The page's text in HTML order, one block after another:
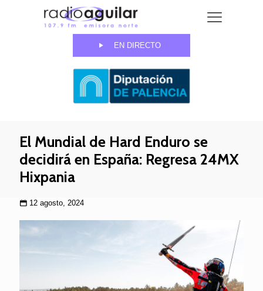
EN DIRECTO
El Mundial de Hard Enduro se
decidirá en España: Regresa 24MX
Hixpania
12 agosto, 2024